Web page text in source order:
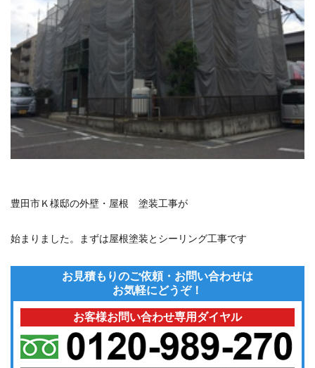
豊田市Ｋ様邸の外壁・屋根 塗装工事が
始まりました。まずは屋根塗装とシーリング工事です
お見積もりのご依頼・お問い合わせは
お気軽にどうぞ！
お客様お問い合わせ専用ダイヤル